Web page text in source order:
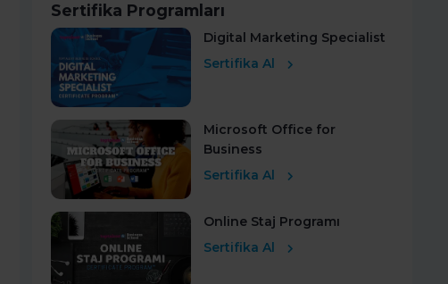
Sertifika Programları
Digital Marketing Specialist
Sertifika Al
Microsoft Office for
Business
Sertifika Al
Online Staj Programı
Sertifika Al